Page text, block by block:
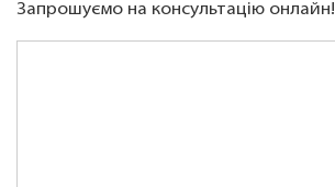
Запрошуємо на консультацію онлайн!